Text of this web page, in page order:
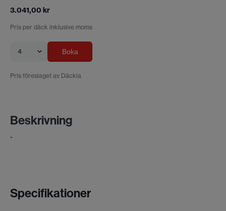
3.041,00 kr
Pris per däck inklusive moms
4 Boka
Pris föreslaget av Däckia
Beskrivning
-
Specifikationer